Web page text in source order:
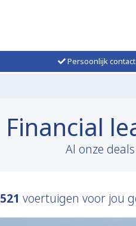
Persoonlijk
Financial
Al onze
521 voertuigen voor jou